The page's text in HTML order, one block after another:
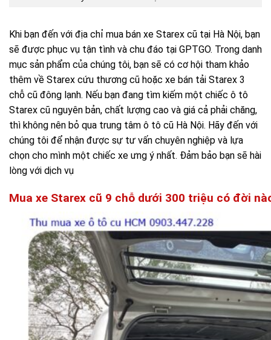
Khi bạn đến với địa chỉ mua bán xe Starex cũ tại Hà Nội, bạn
sẽ được phục vụ tận tình và chu đáo tại GPTGO. Trong danh
mục sản phẩm của chúng tôi, bạn sẽ có cơ hội tham khảo
thêm về Starex cứu thương cũ hoặc xe bán tải Starex 3
chỗ cũ đông lạnh. Nếu bạn đang tìm kiếm một chiếc ô tô
Starex cũ nguyên bản, chất lượng cao và giá cả phải chăng,
thì không nên bỏ qua trung tâm ô tô cũ Hà Nội. Hãy đến với
chúng tôi để nhận được sự tư vấn chuyên nghiệp và lựa
chọn cho mình một chiếc xe ưng ý nhất. Đảm bảo bạn sẽ hài
lòng với dịch vụ
Mua xe Starex cũ 9 chỗ dưới 300 triệu có đời